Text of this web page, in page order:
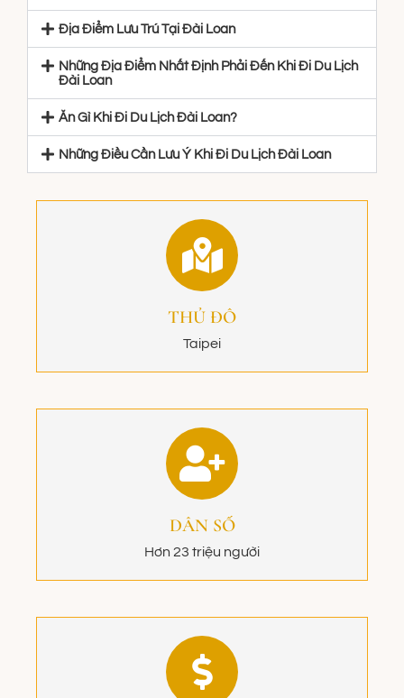
Địa Điểm Lưu Trú Tại Đài Loan
Những Địa Điểm Nhất Định Phải Đến Khi Đi Du Lịch
Đài Loan
Ăn Gì Khi Đi Du Lịch Đài Loan?
Những Điều Cần Lưu Ý Khi Đi Du Lịch Đài Loan
THỦ ĐÔ
Taipei
DÂN SỐ
Hơn 23 triệu người